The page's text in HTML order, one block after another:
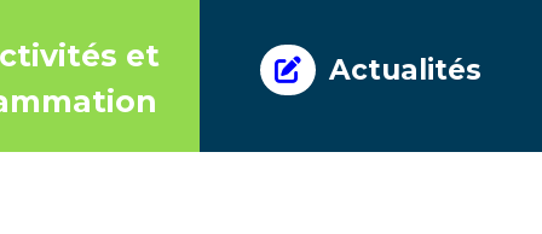
et
Actualités